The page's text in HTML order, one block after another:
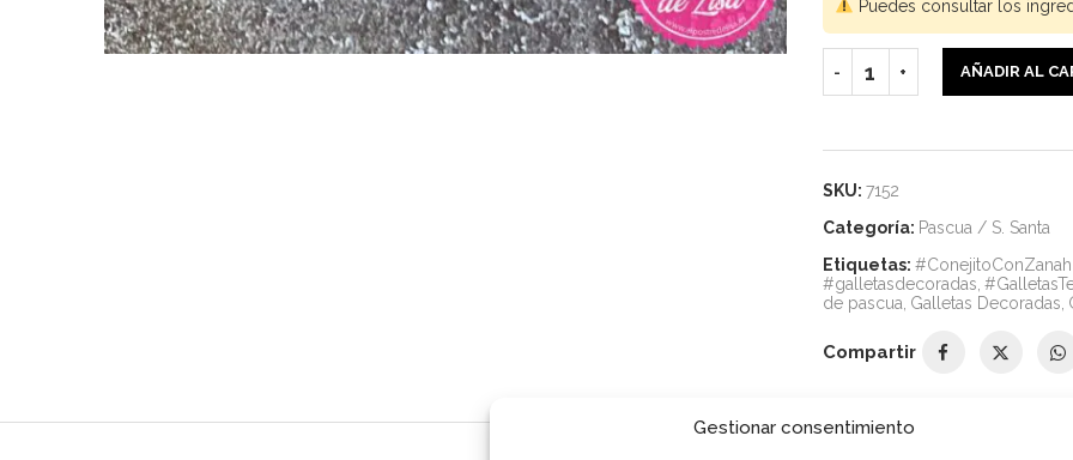
Gestionar consentimiento
Puedes consultar los
AÑADIR AL
SKU: 7152
Categoría: Pascua / S. Santa
Etiquetas:
#galletasdecoradas
de pascua Galletas Decoradas
Compartir